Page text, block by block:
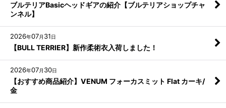
ブルテリアBasicヘッドギアの紹介【ブルテリアショップチャ
ンネル】
2026年07月 31日
【BULL TERRIER】新作柔術衣入荷しました！
2026年07月 30日
【おすすめ商品紹介】VENUM フォーカスミット Flat カーキ/
金